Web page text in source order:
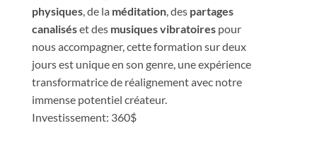
physiques , de la méditation , des partages
canaliséset des musiques vibratoires pour
nous accompagner, cette formation sur deux
jours est unique en son genre, une expérience
transformatrice de réalignement avec notre
immense potentiel créateur.
Investissement: 360$